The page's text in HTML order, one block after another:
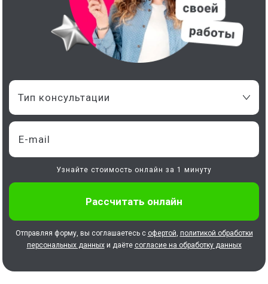
Тип консультации
Узнайте стоимость онлайн за 1 минуту
Отправляя форму, вы соглашаетесь с офертой, политикой обработки
персональных данныхи даёте согласие на обработку данных